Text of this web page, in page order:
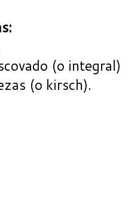
(o integral)
(o kirsch).